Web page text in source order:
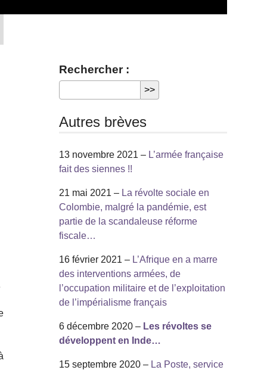
Rechercher :
Autres brèves
13 novembre 2021 – L’armée française
fait des siennes !!
21 mai 2021 – La révolte sociale en
Colombie, malgré la pandémie, est
partie de la scandaleuse réforme
fiscale…
16 février 2021 – L’Afrique en a marre
des interventions armées, de
l’occupation militaire et de l’exploitation
de l’impérialisme français
6 décembre 2020 – Les révoltes se
développent en Inde…
15 septembre 2020 – La Poste, service